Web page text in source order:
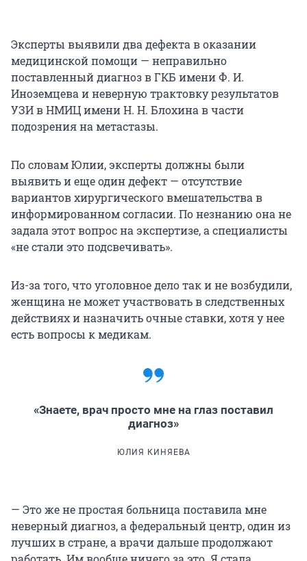
Эксперты выявили два дефекта в оказании
медицинской помощи — неправильно
поставленный диагноз в ГКБ имени Ф. И.
Иноземцева и неверную трактовку результатов
УЗИ в НМИЦ имени Н. Н. Блохина в части
подозрения на метастазы.
По словам Юлии, эксперты должны были
выявить и еще один дефект — отсутствие
вариантов хирургического вмешательства в
информированном согласии. По незнанию она не
задала этот вопрос на экспертизе, а специалисты
«не стали это подсвечивать».
Из-за того, что уголовное дело так и не возбудили,
женщина не может участвовать в следственных
действиях и назначить очные ставки, хотя у нее
есть вопросы к медикам.
«Знаете, врач просто мне на глаз поставил
диагноз»
ЮЛИЯ КИНЯЕВА
— Это же не простая больница поставила мне
неверный диагноз, а федеральный центр, один из
лучших в стране, а врачи дальше продолжают